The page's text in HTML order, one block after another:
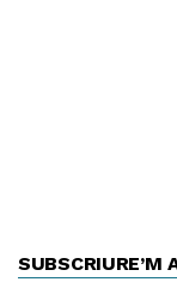
SUBSCRIURE’M